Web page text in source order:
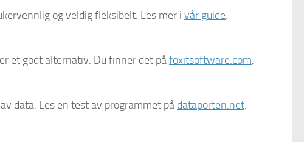
og veldig fleksibelt. Les mer i vår guide.
et godt alternativ. Du finner det påfoxitsoftware.com.
data. Les en test av programmet på dataporten.net.